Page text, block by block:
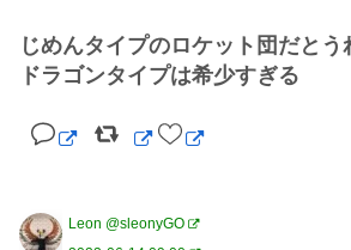
じめんタイプのロケット団だとう
ドラゴンタイプは希少すぎる
Leon @sleonyGO